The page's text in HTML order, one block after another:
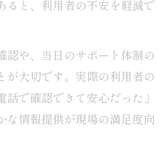
ると、利用者の不安を軽減で
認や、当日のサポート体制の
が大切です。実際の利用者の
で確認できて安心だった」
な情報提供が現場の満足度向